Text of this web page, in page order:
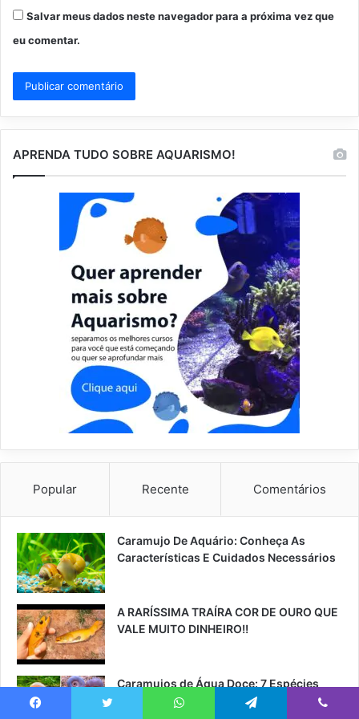
Salvar meus dados neste navegador para a próxima vez que
eu comentar.
APRENDA TUDO SOBRE AQUARISMO!
Popular Recente Comentários
Caramujo De Aquário: Conheça As
Características E Cuidados Necessários
A RARÍSSIMA TRAÍRA COR DE OURO QUE
VALE MUITO DINHEIRO!!
Caramujos de Água Doce: 7 Espécies
Incríveis para seu Aquário